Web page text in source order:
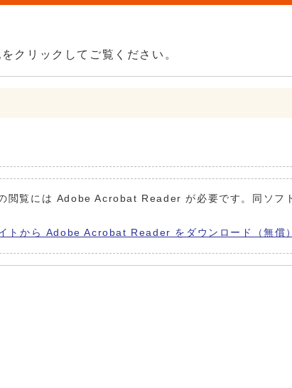
クリックしてご覧ください。
閲覧には Adobe Acrobat Reader が必要です。同ソフ
トから Adobe Acrobat Reader をダウンロード（無償